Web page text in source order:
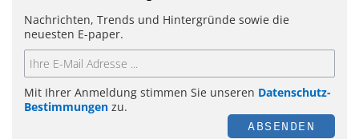
Nachrichten, Trends und Hintergründe sowie die
neuesten E-paper.
Mit Ihrer Anmeldung stimmen Sie unseren Datenschutz-
Bestimmungen zu.
ABSENDEN